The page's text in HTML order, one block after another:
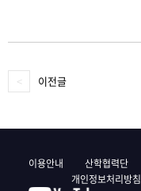
이전글
이용안내
산학협력단
개인정보처리방침